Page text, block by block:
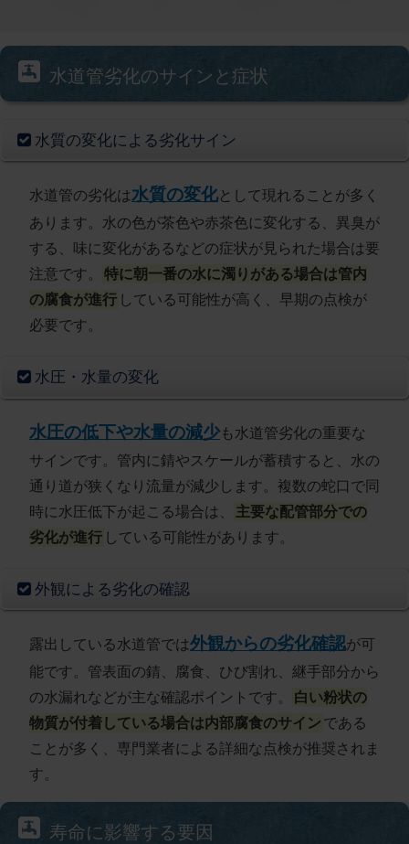
水道管劣化のサインと症状
水質の変化による劣化サイン
水道管の劣化は水質の変化として現れることが多く
あります。水の色が茶色や赤茶色に変化する、異臭が
する、味に変化があるなどの症状が見られた場合は要
注意です。
特に朝一番の水に濁りがある場合は管内
の腐食が進行 している可能性が高く、早期の点検が
必要です。
水圧・水量の変化
水圧の低下や水量の減少も水道管劣化の重要な
サインです。管内に錆やスケールが蓄積すると、水の
通り道が狭くなり流量が減少します。複数の蛇口で同
時に水圧低下が起こる場合は、
主要な配管部分での
劣化が進行 している可能性があります。
外観による劣化の確認
露出している水道管では外観からの劣化確認が可
能です。管表面の錆、腐食、ひび割れ、継手部分から
の水漏れなどが主な確認ポイントです。
白い粉状の
物質が付着している場合は内部腐食のサイン である
ことが多く、専門業者による詳細な点検が推奨されま
す。
寿命に影響する要因